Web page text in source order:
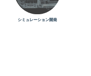
シミュレーション開発